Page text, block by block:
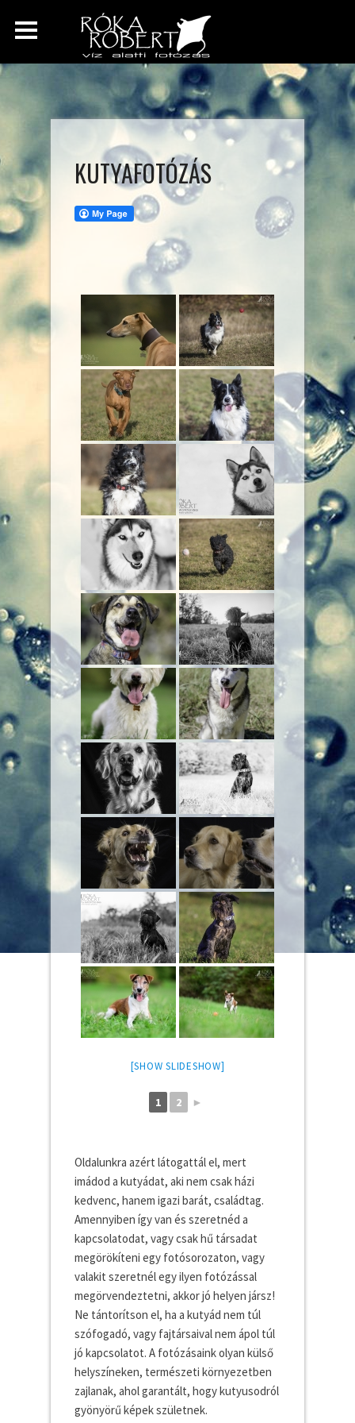
KUTYAFOTÓZÁS
[SHOW SLIDESHOW]
1 2 ►
Oldalunkra azért látogattál el, mert
imádod a kutyádat, aki nem csak házi
kedvenc, hanem igazi barát, családtag.
Amennyiben így van és szeretnéd a
kapcsolatodat, vagy csak hű társadat
megörökíteni egy fotósorozaton, vagy
valakit szeretnél egy ilyen fotózással
megörvendeztetni, akkor jó helyen jársz!
Ne tántorítson el, ha a kutyád nem túl
szófogadó, vagy fajtársaival nem ápol túl
jó kapcsolatot. A fotózásaink olyan külső
helyszíneken, természeti környezetben
zajlanak, ahol garantált, hogy kutyusodról
gyönyörű képek születnek.